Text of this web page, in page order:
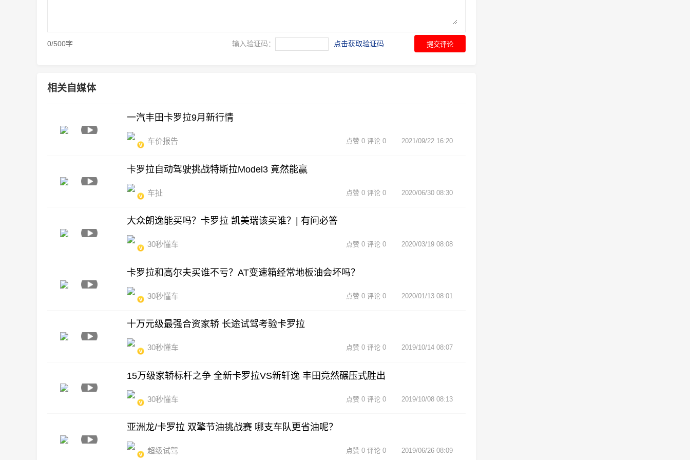
0/500字 输入验证码： 点击获取验证码 提交评论
相关自媒体
一汽丰田卡罗拉9月新行情
车价报告 2021/09/22 16:20
点赞 0 评论 0
卡罗拉自动驾驶挑战特斯拉Model3 竟然能赢
车扯 2020/06/30 08:30
点赞 0 评论 0
大众朗逸能买吗？卡罗拉 凯美瑞该买谁？| 有问必答
30秒懂车 2020/03/19 08:08
点赞 0 评论 0
卡罗拉和高尔夫买谁不亏？AT变速箱经常地板油会坏吗？
30秒懂车 2020/01/13 08:01
点赞 0 评论 0
十万元级最强合资家轿 长途试驾考验卡罗拉
30秒懂车 2019/10/14 08:07
点赞 0 评论 0
15万级家轿标杆之争 全新卡罗拉VS新轩逸 丰田竟然碾压式胜出
30秒懂车 2019/10/08 08:13
点赞 0 评论 0
亚洲龙/卡罗拉 双擎节油挑战赛 哪支车队更省油呢？
超级试驾 2019/06/26 08:09
点赞 0 评论 0